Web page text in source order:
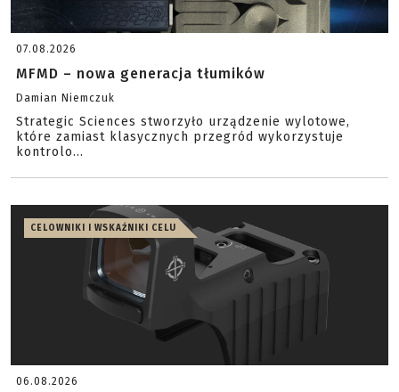
07.08.2026
MFMD – nowa generacja tłumików
Damian Niemczuk
Strategic Sciences stworzyło urządzenie wylotowe,
które zamiast klasycznych przegród wykorzystuje
kontrolo...
CELOWNIKI I WSKAŹNIKI CELU
06.08.2026